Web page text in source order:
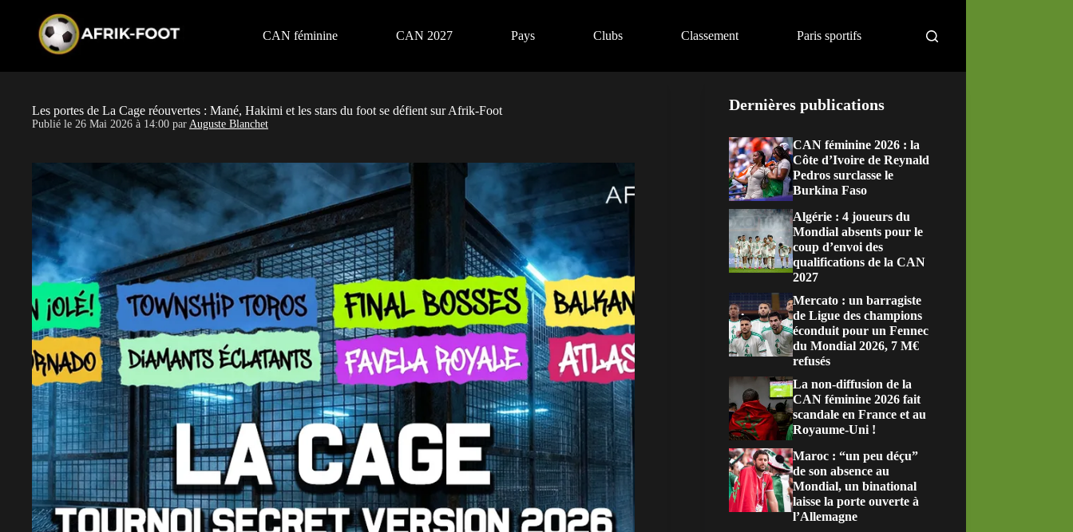
CAN féminine CAN 2027 Pays Clubs Classement Paris sportifs
Les portes de La Cage réouvertes : Mané, Hakimi et les stars du foot se défient sur Afrik-Foot
Publié le 26 Mai 2026 à 14:00 par Auguste Blanchet
Dernières publications
CAN féminine 2026 : la
Côte d’Ivoire de Reynald
Pedros surclasse le
Burkina Faso
Algérie : 4 joueurs du
Mondial absents pour le
coup d’envoi des
qualifications de la CAN
2027
Mercato : un barragiste
de Ligue des champions
éconduit pour un Fennec
du Mondial 2026, 7 M€
refusés
La non-diffusion de la
CAN féminine 2026 fait
scandale en France et au
Royaume-Uni !
Maroc : “un peu déçu”
de son absence au
Mondial, un binational
laisse la porte ouverte à
l’Allemagne